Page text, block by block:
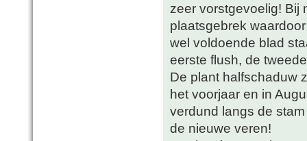
zeer vorstgevoelig! Bij
plaatsgebrek
wel voldoende blad
eerste flush, de
De plant halfschaduw
het voorjaar en in
verdund langs de
de nieuwe veren!